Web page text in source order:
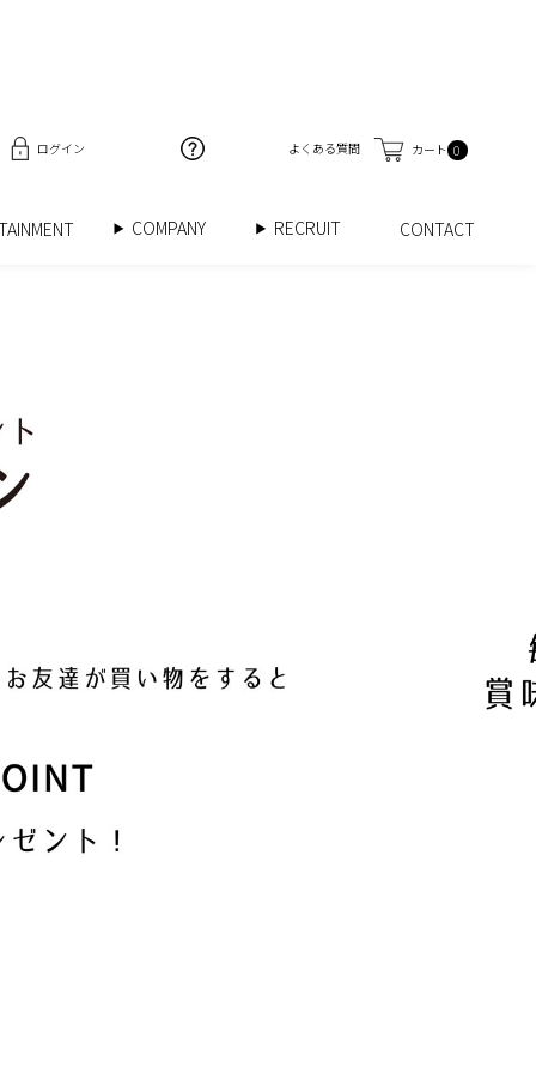
ログイン よくある質問 カート 0
COMPANY RECRUIT CONTACT